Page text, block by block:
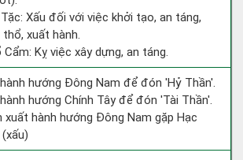
Xấu đối với việc khởi tạo, an táng,
xuất hành.
Cẩm: Kỵ việc xây dựng, an táng.
hướng Đông Nam để đón 'Hỷ Thần'.
hướng Chính Tây để đón 'Tài Thần'.
xuất hành hướng Đông Nam gặp Hạc